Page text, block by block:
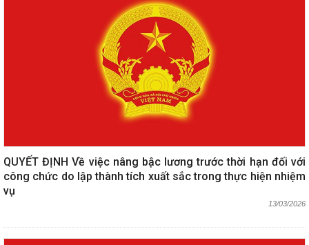
QUYẾT ĐỊNH Về việc nâng bậc lương trước thời hạn đối với
công chức do lập thành tích xuất sắc trong thực hiện nhiệm
vụ
13/03/2026